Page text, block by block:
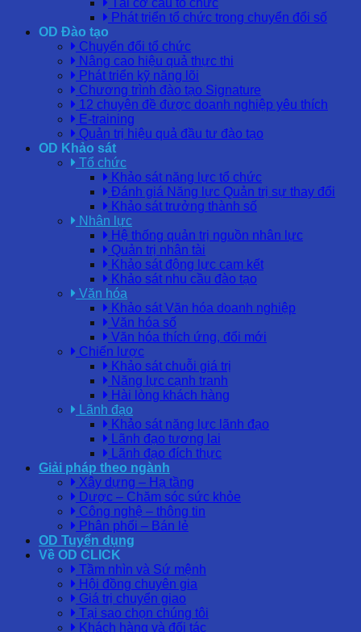
Phát triển tổ chức trong chuyển đổi số
OD Đào tạo
Chuyển đổi tổ chức
Nâng cao hiệu quả thực thi
Phát triển kỹ năng lõi
Chương trình đào tạo Signature
12 chuyên đề được doanh nghiệp yêu thích
E-training
Quản trị hiệu quả đầu tư đào tạo
OD Khảo sát
Tổ chức
Khảo sát năng lực tổ chức
Đánh giá Năng lực Quản trị sự thay đổi
Khảo sát trưởng thành số
Nhân lực
Hệ thống quản trị nguồn nhân lực
Quản trị nhân tài
Khảo sát động lực cam kết
Khảo sát nhu cầu đào tạo
Văn hóa
Khảo sát Văn hóa doanh nghiệp
Văn hóa số
Văn hóa thích ứng, đổi mới
Chiến lược
Khảo sát chuỗi giá trị
Năng lực cạnh tranh
Hài lòng khách hàng
Lãnh đạo
Khảo sát năng lực lãnh đạo
Lãnh đạo tương lai
Lãnh đạo đích thực
Giải pháp theo ngành
Xây dựng – Hạ tầng
Dược – Chăm sóc sức khỏe
Công nghệ – thông tin
Phân phối – Bán lẻ
OD Tuyển dụng
Về OD CLICK
Tầm nhìn và Sứ mệnh
Hội đồng chuyên gia
Giá trị chuyển giao
Tại sao chọn chúng tôi
Khách hàng và đối tác